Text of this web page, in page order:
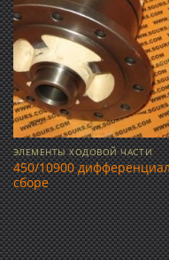
ЭЛЕМЕНТЫ ХОДОВОЙ ЧАСТИ
450/10900
сборе